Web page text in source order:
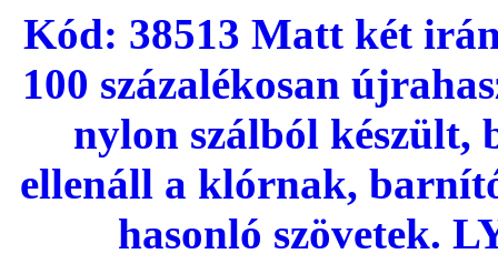
Kód: 38513 Matt két
100 százalékosan
nylon szálból készült,
ellenáll a klórnak,
hasonló szövetek.